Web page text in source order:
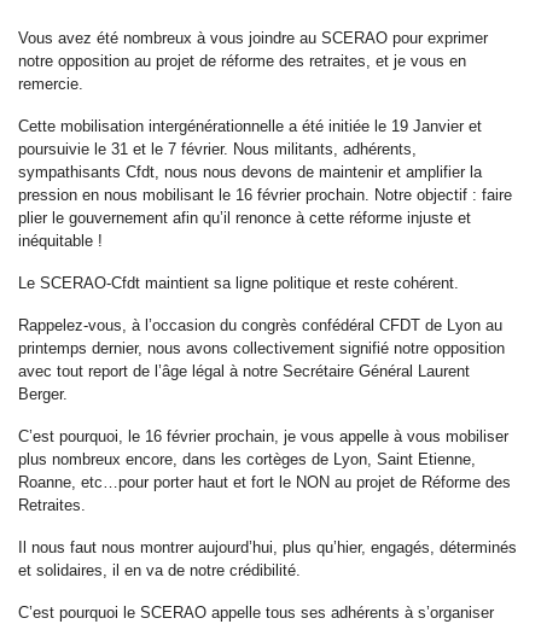
Vous avez été nombreux à vous joindre au SCERAO pour exprimer
notre opposition au projet de réforme des retraites, et je vous en
remercie.
Cette mobilisation intergénérationnelle a été initiée le 19 Janvier et
poursuivie le 31 et le 7 février. Nous militants, adhérents,
sympathisants Cfdt, nous nous devons de maintenir et amplifier la
pression en nous mobilisant le 16 février prochain. Notre objectif : faire
plier le gouvernement afin qu’il renonce à cette réforme injuste et
inéquitable !
Le SCERAO-Cfdt maintient sa ligne politique et reste cohérent.
Rappelez-vous, à l’occasion du congrès confédéral CFDT de Lyon au
printemps dernier, nous avons collectivement signifié notre opposition
avec tout report de l’âge légal à notre Secrétaire Général Laurent
Berger.
C’est pourquoi, le 16 février prochain, je vous appelle à vous mobiliser
plus nombreux encore, dans les cortèges de Lyon, Saint Etienne,
Roanne, etc…pour porter haut et fort le NON au projet de Réforme des
Retraites.
Il nous faut nous montrer aujourd’hui, plus qu’hier, engagés, déterminés
et solidaires, il en va de notre crédibilité.
C’est pourquoi le SCERAO appelle tous ses adhérents à s’organiser